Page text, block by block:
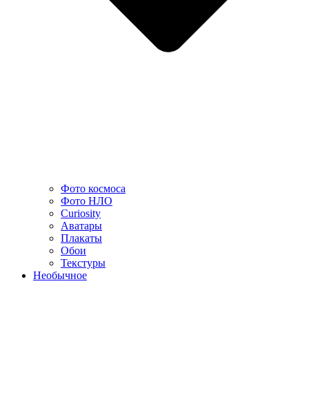
Фото космоса
Фото НЛО
Curiosity
Аватары
Плакаты
Обои
Текстуры
Необычное